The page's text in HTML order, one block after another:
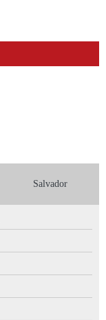
Salvador